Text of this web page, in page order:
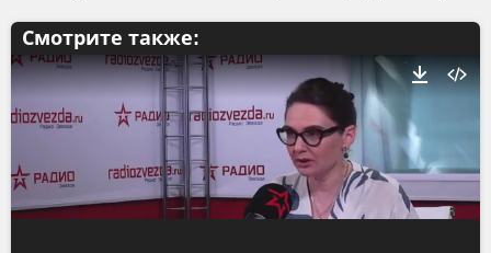
Смотрите также: